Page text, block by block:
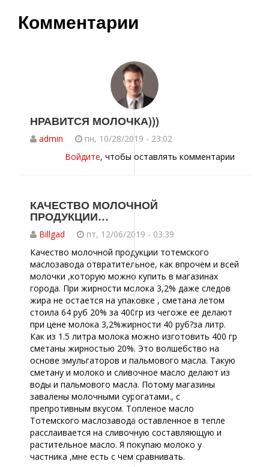
Комментарии
НРАВИТСЯ МОЛОЧКА)))
admin
пн, 10/28/2019 - 23:02
Войдите, чтобы оставлять комментарии
КАЧЕСТВО МОЛОЧНОЙ
ПРОДУКЦИИ…
Billgad
пт, 12/06/2019 - 03:39
Качество молочной продукции тотемского
маслозавода отвратительное, как впрочем и всей
молочки ,которую можно купить в магазинах
города. При жирности молока 3,2% даже следов
жира не остается на упаковке , сметана летом
стоила 64 руб 20% за 400гр из чегоже ее делают
при цене молока 3,2%жирности 40 руб?за литр.
Как из 1.5 литра молока можно изготовить 400 гр
сметаны жирностью 20%. Это волшебство на
основе эмульгаторов и пальмового масла. Такую
сметану и молоко и сливочное масло делают из
воды и пальмового масла. Потому магазины
завалены молочными сурогатами., с
препротивным вкусом. Топленое масло
Тотемского маслозавода оставленное в тепле
расслаивается на сливочную составляющую и
растительное масло. Я покупаю молоко у
частника ,мне есть с чем сравнивать.